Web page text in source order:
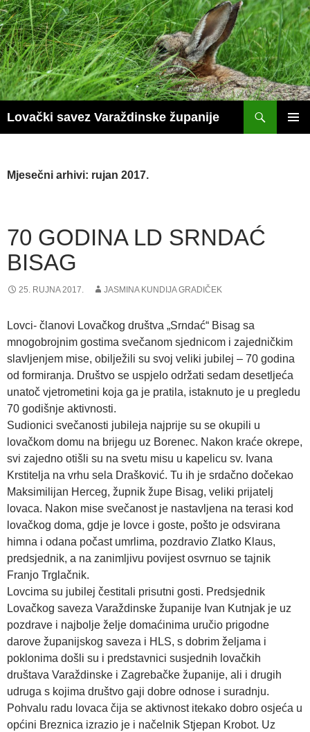
Skoči
do
sadržaja
Lovački savez Varaždinske županije
Mjesečni arhivi: rujan 2017.
70 GODINA LD SRNDAĆ
BISAG
25. RUJNA 2017. JASMINA KUNDIJA GRADIČEK
Lovci- članovi Lovačkog društva „Srndać“ Bisag sa
mnogobrojnim gostima svečanom sjednicom i zajedničkim
slavljenjem mise, obilježili su svoj veliki jubilej – 70 godina
od formiranja. Društvo se uspjelo održati sedam desetljeća
unatoč vjetrometini koja ga je pratila, istaknuto je u pregledu
70 godišnje aktivnosti.
Sudionici svečanosti jubileja najprije su se okupili u
lovačkom domu na brijegu uz Borenec. Nakon kraće okrepe,
svi zajedno otišli su na svetu misu u kapelicu sv. Ivana
Krstitelja na vrhu sela Drašković. Tu ih je srdačno dočekao
Maksimilijan Herceg, župnik župe Bisag, veliki prijatelj
lovaca. Nakon mise svečanost je nastavljena na terasi kod
lovačkog doma, gdje je lovce i goste, pošto je odsvirana
himna i odana počast umrlima, pozdravio Zlatko Klaus,
predsjednik, a na zanimljivu povijest osvrnuo se tajnik
Franjo Trglačnik.
Lovcima su jubilej čestitali prisutni gosti. Predsjednik
Lovačkog saveza Varaždinske županije Ivan Kutnjak je uz
pozdrave i najbolje želje domaćinima uručio prigodne
darove županijskog saveza i HLS, s dobrim željama i
poklonima došli su i predstavnici susjednih lovačkih
društava Varaždinske i Zagrebačke županije, ali i drugih
udruga s kojima društvo gaji dobre odnose i suradnju.
Pohvalu radu lovaca čija se aktivnost itekako dobro osjeća u
općini Breznica izrazio je i načelnik Stjepan Krobot. Uz